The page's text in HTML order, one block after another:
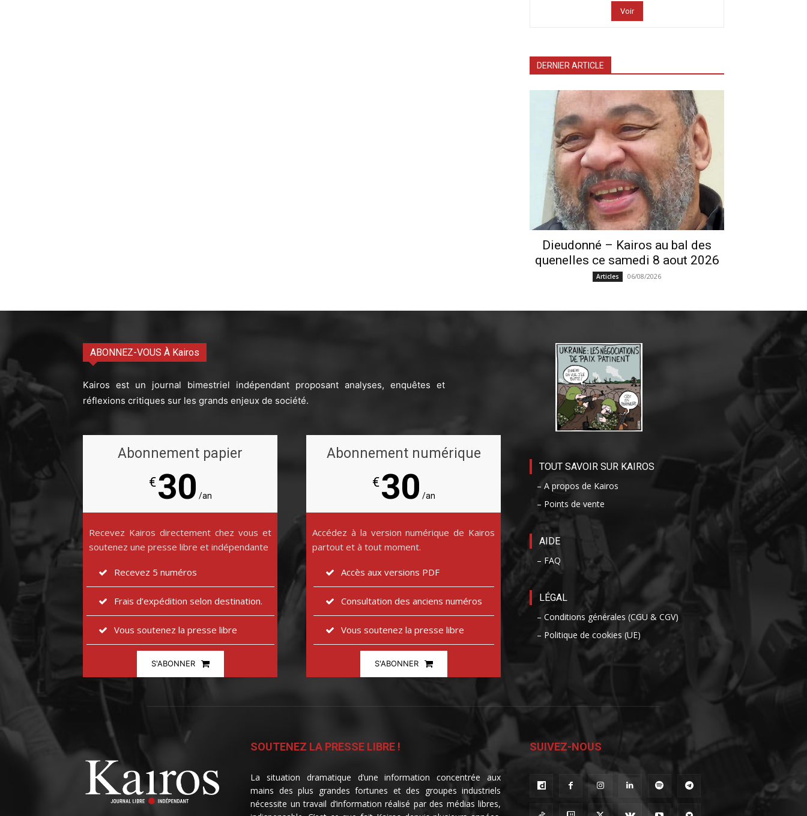
Voir
DERNIER ARTICLE
Dieudonné – Kairos au bal des
quenelles ce samedi 8 aout 2026
Articles 06/08/2026
ABONNEZ-VOUS À Kairos
Kairos est un journal bimestriel indépendant proposant analyses, enquêtes et
réflexions critiques sur les grands enjeux de société.
Abonnement papier
€30 /an
Recevez Kairos directement chez vous et
soutenez une presse libre et indépendante
Recevez 5 numéros
Frais d’expédition selon destination.
Vous soutenez la presse libre
S'ABONNER
Abonnement numérique
€30 /an
Accédez à la version numérique de Kairos
partout et à tout moment.
Accès aux versions PDF
Consultation des anciens numéros
Vous soutenez la presse libre
S'ABONNER
TOUT SAVOIR SUR KAIROS
– A propos de Kairos
– Points de vente
AIDE
– FAQ
LÉGAL
– Conditions générales (CGU & CGV)
– Politique de cookies (UE)
SOUTENEZ LA PRESSE LIBRE !
La situation dramatique d’une information concentrée aux
mains des plus grandes fortunes et des groupes industriels
nécessite un travail d’information réalisé par des médias libres,
SUIVEZ-NOUS